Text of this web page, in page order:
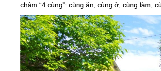
châm “4 cùng”: cùng ăn, cùng ở, cùng làm,